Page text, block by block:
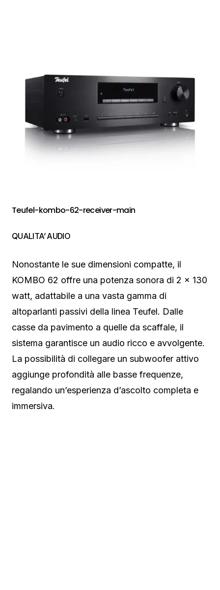
Teufel-kombo-62-receiver-main
QUALITA’ AUDIO
Nonostante le sue dimensioni compatte, il
KOMBO 62 offre una potenza sonora di 2 x 130
watt, adattabile a una vasta gamma di
altoparlanti passivi della linea Teufel. Dalle
casse da pavimento a quelle da scaffale, il
sistema garantisce un audio ricco e avvolgente.
La possibilità di collegare un subwoofer attivo
aggiunge profondità alle basse frequenze,
regalando un’esperienza d’ascolto completa e
immersiva.